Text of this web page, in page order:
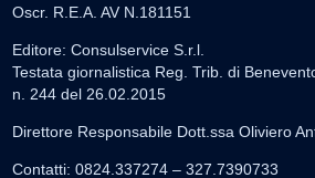
Oscr. R.E.A. AV N.181151
Editore: Consulservice S.r.l.
Testata giornalistica Reg. Trib. di
n. 244 del 26.02.2015
Direttore Responsabile Dott.ssa Oliviero
Contatti: 0824.337274 – 327.7390733